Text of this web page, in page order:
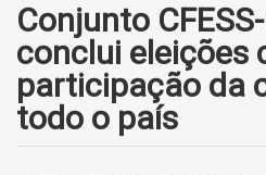
Conjunto
conclui eleições
participação da
todo o país